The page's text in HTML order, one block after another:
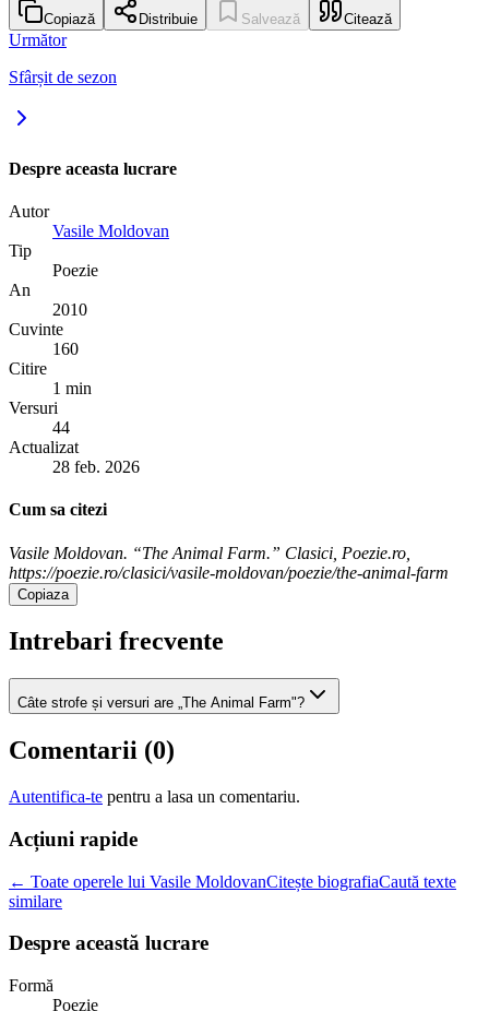
Copiază Distribuie Salvează Citează
Următor
Sfârșit de sezon
Despre aceasta lucrare
Autor
Vasile Moldovan
Tip
Poezie
An
2010
Cuvinte
160
Citire
1 min
Versuri
44
Actualizat
28 feb. 2026
Cum sa citezi
Vasile Moldovan. “The Animal Farm.” Clasici, Poezie.ro,
https://poezie.ro/clasici/vasile-moldovan/poezie/the-animal-farm
Copiaza
Intrebari frecvente
Câte strofe și versuri are „The Animal Farm"?
Comentarii (0)
Autentifica-te pentru a lasa un comentariu.
Acțiuni rapide
← Toate operele lui Vasile MoldovanCitește biografiaCaută texte
similare
Despre această lucrare
Formă
Poezie